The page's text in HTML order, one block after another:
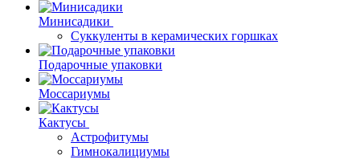
Минисадики
Суккуленты в керамических горшках
Подарочные упаковки
Моссариумы
Кактусы
Астрофитумы
Гимнокалициумы